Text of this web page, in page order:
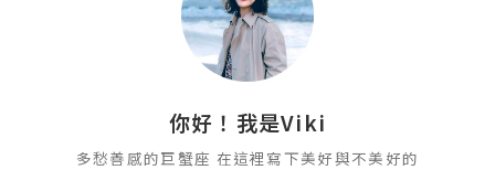
你好！我是Viki
多愁善感的巨蟹座 在這裡寫下美好與不美好的